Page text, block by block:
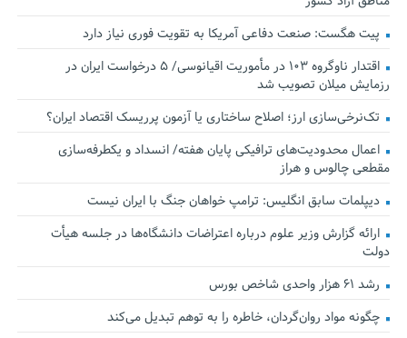
پیت هگست: صنعت دفاعی آمریکا به تقویت فوری نیاز دارد
اقتدار ناوگروه ۱۰۳ در مأموریت‌ اقیانوسی/ ۵ درخواست ایران در
رزمایش میلان تصویب شد
تک‌نرخی‌سازی ارز؛ اصلاح ساختاری یا آزمون پرریسک اقتصاد ایران؟
اعمال محدودیت‌های ترافیکی پایان هفته/ انسداد و یکطرفه‌سازی
مقطعی چالوس و هراز
دیپلمات سابق انگلیس:‌ ترامپ خواهان جنگ با ایران نیست
ارائه گزارش وزیر علوم درباره اعتراضات دانشگاه‌ها در جلسه هیأت
دولت
رشد ۶۱ هزار واحدی شاخص بورس
چگونه مواد روان‌گردان، خاطره را به توهم تبدیل می‌کند